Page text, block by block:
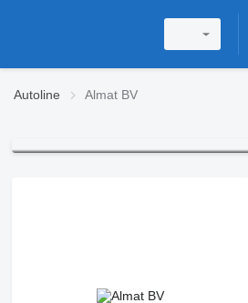
Autoline Almat BV